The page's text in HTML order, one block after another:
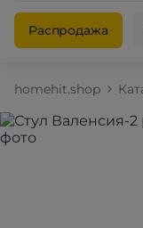
Распродажа
homehit.shop